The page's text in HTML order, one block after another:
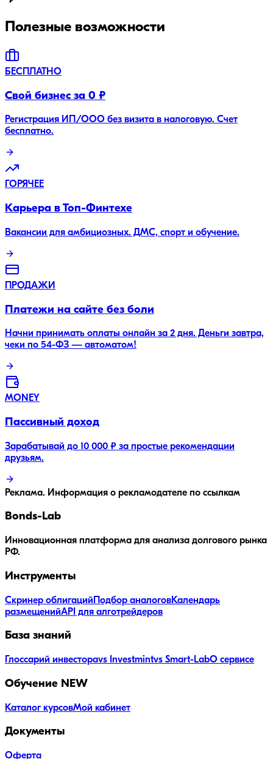
Полезные возможности
БЕСПЛАТНО
Свой бизнес за 0 ₽
Регистрация ИП/ООО без визита в налоговую. Счет
бесплатно.
ГОРЯЧЕЕ
Карьера в Топ-Финтехе
Вакансии для амбициозных. ДМС, спорт и обучение.
ПРОДАЖИ
Платежи на сайте без боли
Начни принимать оплаты онлайн за 2 дня. Деньги завтра,
чеки по 54-ФЗ — автоматом!
MONEY
Пассивный доход
Зарабатывай до 10 000 ₽ за простые рекомендации
друзьям.
Реклама. Информация о рекламодателе по ссылкам
Bonds-Lab
Инновационная платформа для анализа долгового рынка
РФ.
Инструменты
Скринер облигаций Подбор аналоговКалендарь
размещенийAPI для алготрейдеров
База знаний
Глоссарий инвестораvs Investmintvs Smart-LabО сервисе
Обучение NEW
Каталог курсовМой кабинет
Документы
Оферта